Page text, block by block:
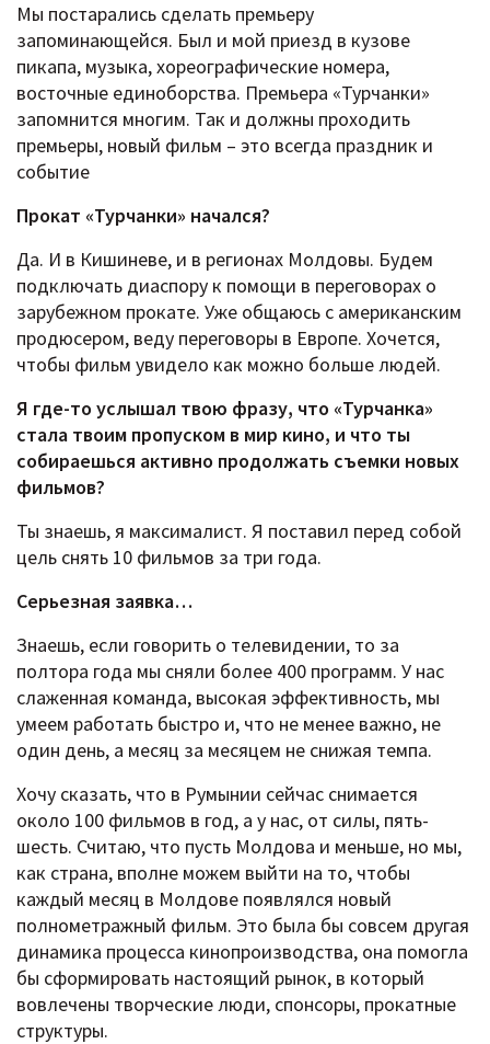
Мы постарались сделать премьеру
запоминающейся. Был и мой приезд в кузове
пикапа, музыка, хореографические номера,
восточные единоборства. Премьера «Турчанки»
запомнится многим. Так и должны проходить
премьеры, новый фильм – это всегда праздник и
событие
Прокат «Турчанки» начался?
Да. И в Кишиневе, и в регионах Молдовы. Будем
подключать диаспору к помощи в переговорах о
зарубежном прокате. Уже общаюсь с американским
продюсером, веду переговоры в Европе. Хочется,
чтобы фильм увидело как можно больше людей.
Я где-то услышал твою фразу, что «Турчанка»
стала твоим пропуском в мир кино, и что ты
собираешься активно продолжать съемки новых
фильмов?
Ты знаешь, я максималист. Я поставил перед собой
цель снять 10 фильмов за три года.
Серьезная заявка…
Знаешь, если говорить о телевидении, то за
полтора года мы сняли более 400 программ. У нас
слаженная команда, высокая эффективность, мы
умеем работать быстро и, что не менее важно, не
один день, а месяц за месяцем не снижая темпа.
Хочу сказать, что в Румынии сейчас снимается
около 100 фильмов в год, а у нас, от силы, пять-
шесть. Считаю, что пусть Молдова и меньше, но мы,
как страна, вполне можем выйти на то, чтобы
каждый месяц в Молдове появлялся новый
полнометражный фильм. Это была бы совсем другая
динамика процесса кинопроизводства, она помогла
бы сформировать настоящий рынок, в который
вовлечены творческие люди, спонсоры, прокатные
структуры.